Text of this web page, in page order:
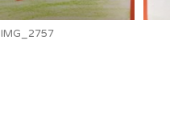
IMG_2757